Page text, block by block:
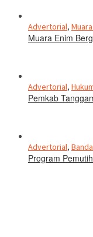
Advertorial,
Muara Enim
Advertorial,
Pemkab
Advertorial,
Program